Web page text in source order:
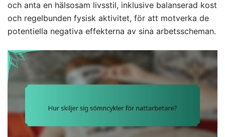
och anta en hälsosam livsstil, inklusive balanserad kost
och regelbunden fysisk aktivitet, för att motverka de
potentiella negativa effekterna av sina arbetsscheman.